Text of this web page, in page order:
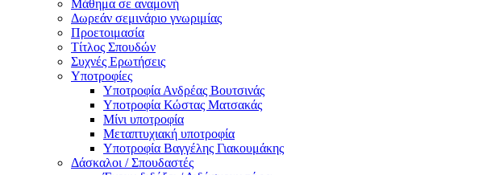
Μάθημα σε αναμονή
Δωρεάν σεμινάριο γνωριμίας
Προετοιμασία
Τίτλος Σπουδών
Συχνές Ερωτήσεις
Υποτροφίες
Υποτροφία Ανδρέας Βουτσινάς
Υποτροφία Κώστας Ματσακάς
Μίνι υποτροφία
Μεταπτυχιακή υποτροφία
Υποτροφία Βαγγέλης Γιακουμάκης
Δάσκαλοι / Σπουδαστές